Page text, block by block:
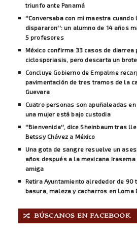
triunfo ante Panamá
''Conversaba con mi maestra cuando
dispararon'': un alumno de 14 años
5 profesores
México confirma 33 casos de diarrea
ciclosporiasis, pero descarta un brote
Concluye Gobierno de Empalme
pavimentación de tres tramos de la
Guevara
Cuatro personas son apuñaleadas en
una mujer está bajo custodia
''Bienvenida'', dice Sheinbaum tras
Betssy Chávez a México
Una gota de sangre resuelve un
años después a la mexicana
amiga
Retira Ayuntamiento alrededor de 90
basura, maleza y cacharros en Loma
🔀 BÚSCANOS EN FACEBOOK